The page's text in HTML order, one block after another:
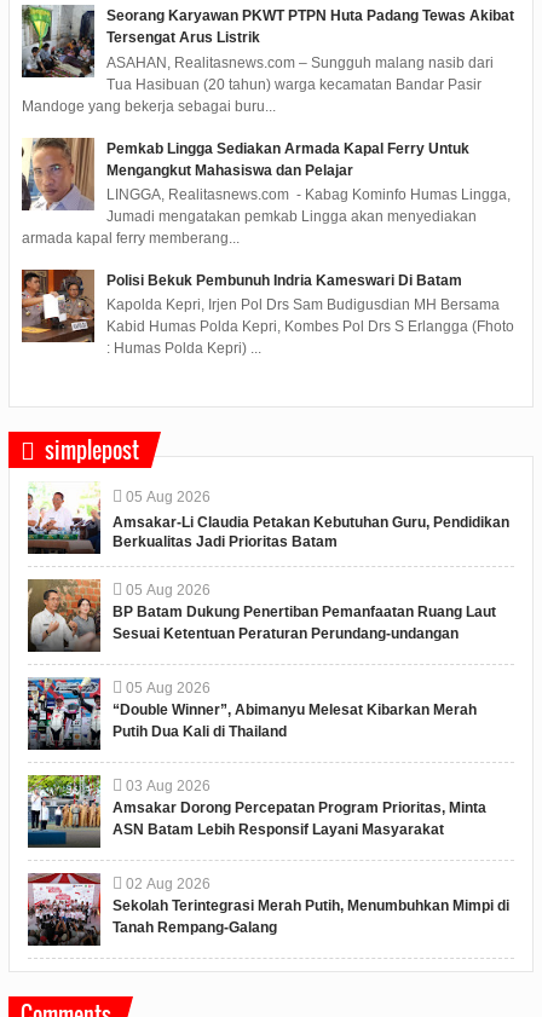
Seorang Karyawan PKWT PTPN Huta Padang Tewas Akibat
Tersengat Arus Listrik
ASAHAN, Realitasnews.com – Sungguh malang nasib dari
Tua Hasibuan (20 tahun) warga kecamatan Bandar Pasir
Mandoge yang bekerja sebagai buru...
Pemkab Lingga Sediakan Armada Kapal Ferry Untuk
Mengangkut Mahasiswa dan Pelajar
LINGGA, Realitasnews.com - Kabag Kominfo Humas Lingga,
Jumadi mengatakan pemkab Lingga akan menyediakan
armada kapal ferry memberang...
Polisi Bekuk Pembunuh Indria Kameswari Di Batam
Kapolda Kepri, Irjen Pol Drs Sam Budigusdian MH Bersama
Kabid Humas Polda Kepri, Kombes Pol Drs S Erlangga (Fhoto
: Humas Polda Kepri) ...
simplepost
05 Aug 2026
Amsakar-Li Claudia Petakan Kebutuhan Guru, Pendidikan
Berkualitas Jadi Prioritas Batam
05 Aug 2026
BP Batam Dukung Penertiban Pemanfaatan Ruang Laut
Sesuai Ketentuan Peraturan Perundang-undangan
05 Aug 2026
“Double Winner”, Abimanyu Melesat Kibarkan Merah
Putih Dua Kali di Thailand
03 Aug 2026
Amsakar Dorong Percepatan Program Prioritas, Minta
ASN Batam Lebih Responsif Layani Masyarakat
02 Aug 2026
Sekolah Terintegrasi Merah Putih, Menumbuhkan Mimpi di
Tanah Rempang-Galang